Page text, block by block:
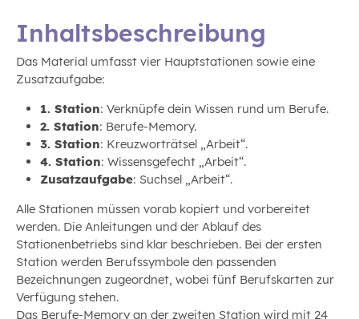
Inhaltsbeschreibung
Das Material umfasst vier Hauptstationen sowie eine
Zusatzaufgabe:
1. Station: Verknüpfe dein Wissen rund um Berufe.
2. Station: Berufe-Memory.
3. Station: Kreuzworträtsel „Arbeit“.
4. Station: Wissensgefecht „Arbeit“.
Zusatzaufgabe: Suchsel „Arbeit“.
Alle Stationen müssen vorab kopiert und vorbereitet
werden. Die Anleitungen und der Ablauf des
Stationenbetriebs sind klar beschrieben. Bei der ersten
Station werden Berufssymbole den passenden
Bezeichnungen zugeordnet, wobei fünf Berufskarten zur
Verfügung stehen.
Das Berufe-Memory an der zweiten Station wird mit 24